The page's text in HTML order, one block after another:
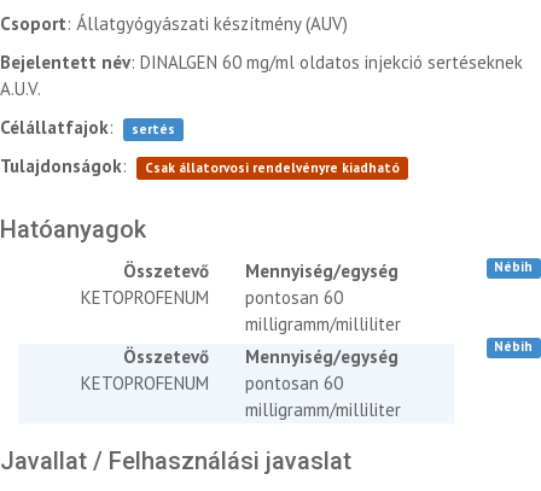
Csoport: Állatgyógyászati készítmény (AUV)
Bejelentett név: DINALGEN 60 mg/ml oldatos injekció sertéseknek
A.U.V.
Célállatfajok: sertés
Tulajdonságok: Csak állatorvosi rendelvényre kiadható
Hatóanyagok
Összetevő
Mennyiség/egység
KETOPROFENUM
pontosan 60
milligramm/milliliter
Nébih
Összetevő
Mennyiség/egység
KETOPROFENUM
pontosan 60
milligramm/milliliter
Nébih
Javallat / Felhasználási javaslat